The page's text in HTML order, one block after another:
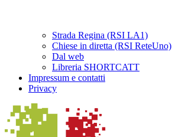
Strada Regina (RSI LA1)
Chiese in diretta (RSI ReteUno)
Dal web
Libreria SHORTCATT
Impressum e contatti
Privacy